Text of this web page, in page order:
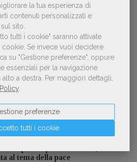
la tua esperienza di
contenuti personalizzati e
sito.
tutti i cookie" saranno attivate
Se invece vuoi decidere
su "Gestione preferenze", oppure
essenziali per la navigazione
a destra.
Per maggiori dettagli,
tutti i cookie
preferenze
Ha un valore aggiunto
Simona Musmeci, product
e audiolibri
al tema della pace